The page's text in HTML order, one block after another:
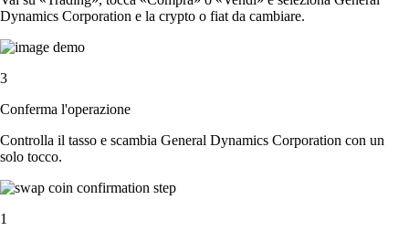
Dynamics Corporation e la crypto o fiat da cambiare.
3
Conferma l'operazione
Controlla il tasso e scambia General Dynamics Corporation con un
solo tocco.
1